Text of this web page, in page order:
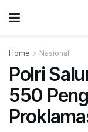
Home Nasional
Polri
550